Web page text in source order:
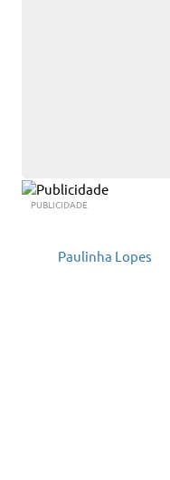
PUBLICIDADE
Paulinha Lopes